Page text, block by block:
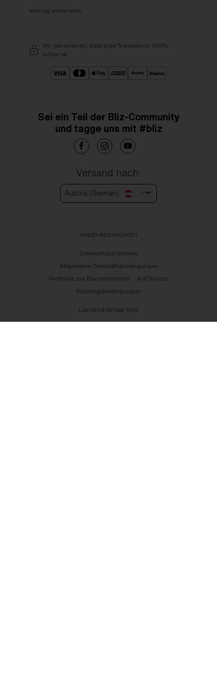
Vertrag widerrufen
Wir garantieren, dass jede Transaktion 100%
sicher ist
Sei ein Teil der Bliz-Community
und tagge uns mit #bliz
Versand nach:
Austria (German)
WebID #684609001
Datenschutzrichtlinie
Allgemeine Geschäftsbedingungen
Richtlinie zur Barrierefreiheit
AdChoices
Nutzungsbedingungen
Luxottica Group SpA